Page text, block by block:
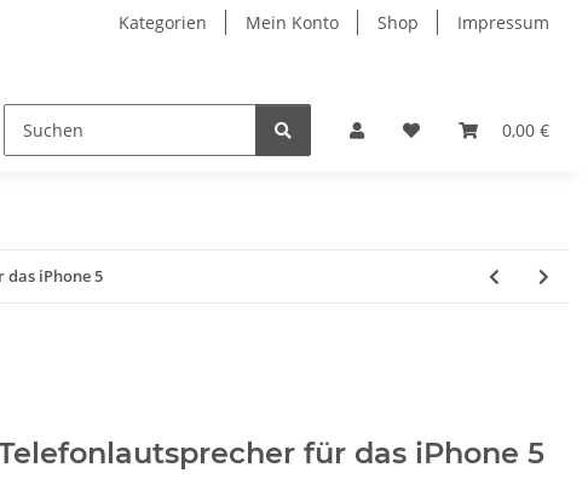
Kategorien Mein Konto Shop Impressum
0,00 €
iPhone 5
für das iPhone 5